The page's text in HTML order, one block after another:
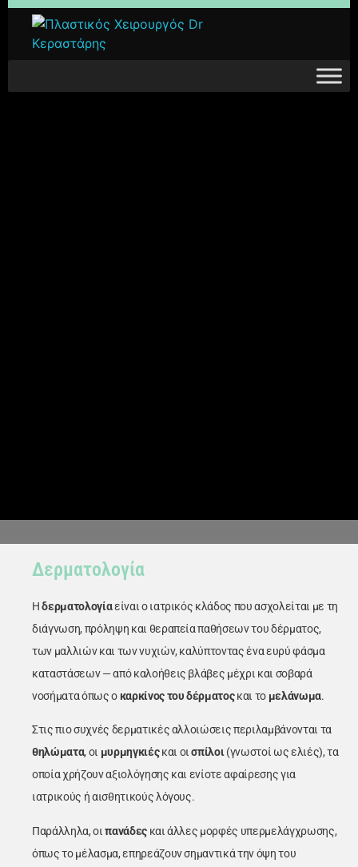
Κεραστάρης
Ο προσωπικός σας πλαστικός
χειρουργός
Δερματολογία
Ηδερματολογίαείναι ο ιατρικός κλάδος που ασχολείται με τη
διάγνωση, πρόληψη και θεραπεία παθήσεων του δέρματος,
των μαλλιών και των νυχιών, καλύπτοντας ένα ευρύ φάσμα
καταστάσεων — από καλοήθεις βλάβες μέχρι και σοβαρά
νοσήματα όπως ο καρκίνος του δέρματοςκαι το μελάνωμα.
Στις πιο συχνές δερματικές αλλοιώσεις περιλαμβάνονται τα
θηλώματα, οι μυρμηγκιέςκαι οισπίλοι(γνωστοί ως ελιές), τα
οποία χρήζουν αξιολόγησης και ενίοτε αφαίρεσης για
ιατρικούς ή αισθητικούς λόγους.
Παράλληλα, οιπανάδεςκαι άλλες μορφές υπερμελάγχρωσης,
όπως το μέλασμα, επηρεάζουν σημαντικά την όψη του